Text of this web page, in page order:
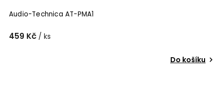
Audio-Technica AT-PMA1
459 Kč / ks
Do košíku